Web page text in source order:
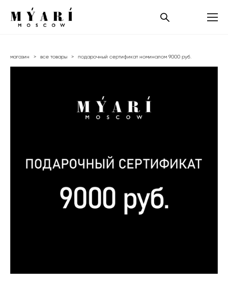
магазин > все товары > подарочный сертификат номиналом 9000 руб.